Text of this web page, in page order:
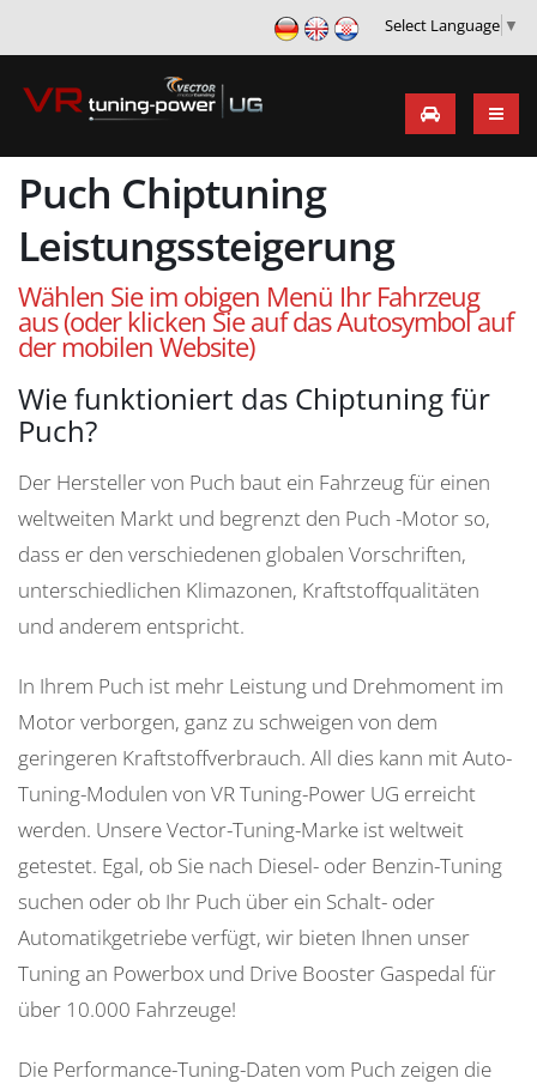
Select Language ▼
Puch Chiptuning
Leistungssteigerung
Wählen Sie im obigen Menü Ihr Fahrzeug
aus (oder klicken Sie auf das Autosymbol auf
der mobilen Website)
Wie funktioniert das Chiptuning für
Puch?
Der Hersteller von Puch baut ein Fahrzeug für einen
weltweiten Markt und begrenzt den Puch -Motor so,
dass er den verschiedenen globalen Vorschriften,
unterschiedlichen Klimazonen, Kraftstoffqualitäten
und anderem entspricht.
In Ihrem Puch ist mehr Leistung und Drehmoment im
Motor verborgen, ganz zu schweigen von dem
geringeren Kraftstoffverbrauch. All dies kann mit Auto-
Tuning-Modulen von VR Tuning-Power UG erreicht
werden. Unsere Vector-Tuning-Marke ist weltweit
getestet. Egal, ob Sie nach Diesel- oder Benzin-Tuning
suchen oder ob Ihr Puch über ein Schalt- oder
Automatikgetriebe verfügt, wir bieten Ihnen unser
Tuning an Powerbox und Drive Booster Gaspedal für
über 10.000 Fahrzeuge!
Die Performance-Tuning-Daten vom Puch zeigen die